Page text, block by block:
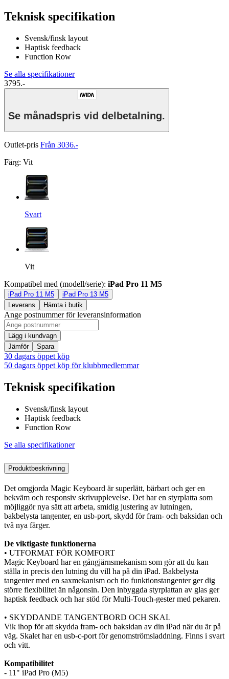
Teknisk specifikation
Svensk/finsk layout
Haptisk feedback
Function Row
Se alla specifikationer
3795.-
Se månadspris vid delbetalning.
Outlet-pris Från 3036.-
Färg: Vit
Svart
Vit
Kompatibel med (modell/serie): iPad Pro 11 M5
iPad Pro 11 M5
iPad Pro 13 M5
Leverans
Hämta i butik
Ange postnummer för leveransinformation
Lägg i kundvagn
Jämför
Spara
30 dagars öppet köp
50 dagars öppet köp för klubbmedlemmar
Teknisk specifikation
Svensk/finsk layout
Haptisk feedback
Function Row
Se alla specifikationer
Produktbeskrivning
Det omgjorda Magic Keyboard är superlätt, bärbart och ger en
bekväm och responsiv skrivupplevelse. Det har en styrplatta som
möjliggör nya sätt att arbeta, smidig justering av lutningen,
bakbelysta tangenter, en usb-port, skydd för fram- och baksidan och
två nya färger.
De viktigaste funktionerna
• UTFORMAT FÖR KOMFORT
Magic Keyboard har en gångjärnsmekanism som gör att du kan
ställa in precis den lutning du vill ha på din iPad. Bakbelysta
tangenter med en saxmekanism och tio funktionstangenter ger dig
större flexibilitet än någonsin. Den inbyggda styrplattan av glas ger
haptisk feedback och har stöd för Multi-Touch-gester med pekaren.
• SKYDDANDE TANGENTBORD OCH SKAL
Vik ihop för att skydda fram- och baksidan av din iPad när du är på
väg. Skalet har en usb-c-port för genomströmsladdning. Finns i svart
och vitt.
Kompatibilitet
- 11" iPad Pro (M5)